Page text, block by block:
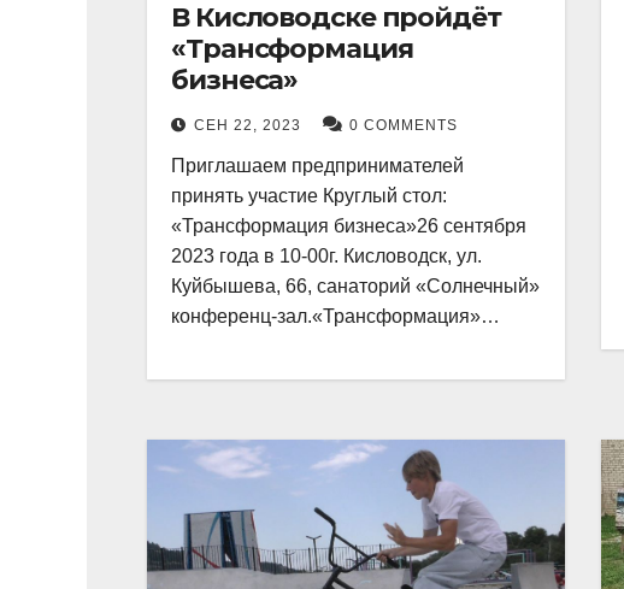
В Кисловодске пройдёт
«Трансформация
бизнеса»
СЕН 22, 2023 0 COMMENTS
Приглашаем предпринимателей
принять участие Круглый стол:
«Трансформация бизнеса»26 сентября
2023 года в 10-00г. Кисловодск, ул.
Куйбышева, 66, санаторий «Солнечный»
конференц-зал.«Трансформация»…